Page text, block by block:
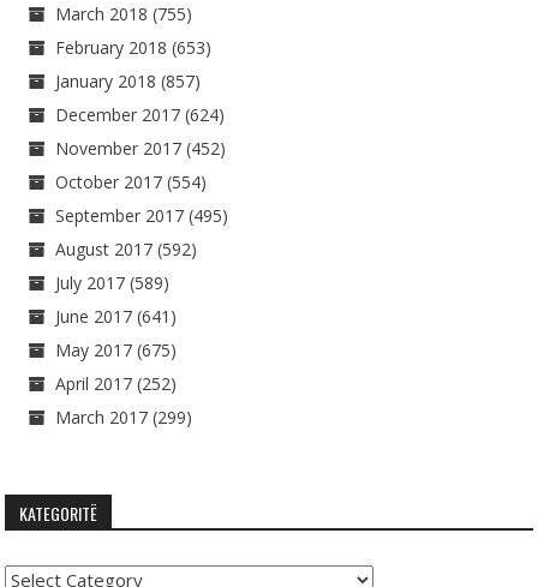
March 2018 (755)
February 2018 (653)
January 2018 (857)
December 2017 (624)
November 2017 (452)
October 2017 (554)
September 2017 (495)
August 2017 (592)
July 2017 (589)
June 2017 (641)
May 2017 (675)
April 2017 (252)
March 2017 (299)
KATEGORITË
Kategoritë